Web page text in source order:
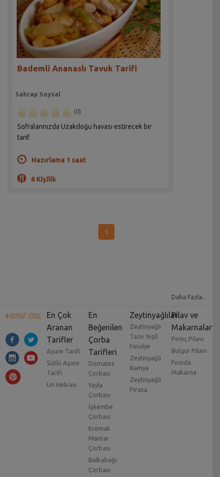
Bademli Ananaslı Tavuk Tarifi
Sahrap Soysal
(0)
Sofralarınızda Uzakdoğu havası estirecek bir
tarif.
Hazırlama 1 saat
6 Kişilik
1
Daha Fazla..
En Çok
Aranan
Tarifler
Aşure Tarifi
Sütlü Aşure
Tarifi
Un Helvası
En
Beğenilen
Çorba
Tarifleri
Domates
Çorbası
Yayla
Çorbası
İşkembe
Çorbası
Kremalı
Mantar
Çorbası
Balkabağı
Çorbası
Zeytinyağlılar
Zeytinyağlı
Taze Yeşil
Fasulye
Zeytinyağlı
Bamya
Zeytinyağlı
Pırasa
Pilav ve
Makarnalar
Pirinç Pilavı
Bulgur Pilavı
Fırında
Makarna